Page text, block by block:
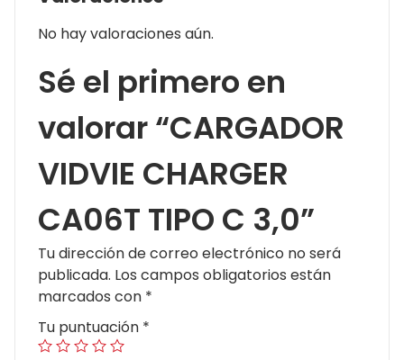
No hay valoraciones aún.
Sé el primero en
valorar “CARGADOR
VIDVIE CHARGER
CA06T TIPO C 3,0”
Tu dirección de correo electrónico no será
publicada. Los campos obligatorios están
marcados con *
Tu puntuación *